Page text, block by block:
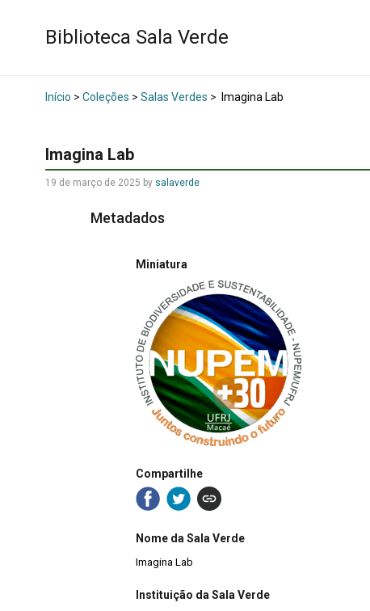
Biblioteca Sala Verde
Início > Coleções > Salas Verdes > Imagina Lab
Imagina Lab
19 de março de 2025 by salaverde
Metadados
Miniatura
Compartilhe
Nome da Sala Verde
Imagina Lab
Instituição da Sala Verde